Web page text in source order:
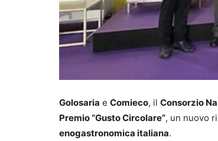
Golosaria e Comieco, il Consorzio
Premio “Gusto Circolare”, un nuovo
enogastronomica italiana.